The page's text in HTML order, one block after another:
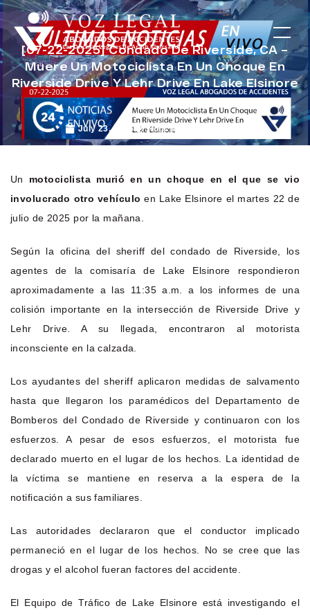
[07-22-2025] Condado De Riverside, CA –
Muere Un Motociclista En Un Choque En
Riverside Drive Y Lehr Drive En Lake Elsinore
July 23, 2025 Noticias de Accidentes
Un motociclista murió en un choque en el que se vio
involucrado otro vehículo en Lake Elsinore el martes 22 de
julio de 2025 por la mañana.
Según la oficina del sheriff del condado de Riverside, los
agentes de la comisaría de Lake Elsinore respondieron
aproximadamente a las 11:35 a.m. a los informes de una
colisión importante en la intersección de Riverside Drive y
Lehr Drive. A su llegada, encontraron al motorista
inconsciente en la calzada.
Los ayudantes del sheriff aplicaron medidas de salvamento
hasta que llegaron los paramédicos del Departamento de
Bomberos del Condado de Riverside y continuaron con los
esfuerzos. A pesar de esos esfuerzos, el motorista fue
declarado muerto en el lugar de los hechos. La identidad de
la víctima se mantiene en reserva a la espera de la
notificación a sus familiares.
Las autoridades declararon que el conductor implicado
permaneció en el lugar de los hechos. No se cree que las
drogas y el alcohol fueran factores del accidente.
El Equipo de Tráfico de Lake Elsinore está investigando el